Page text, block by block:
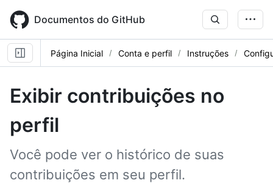
main
content
Documentos do GitHub
Página Inicial Conta e perfil Instruções
Exibir contribuições no
perfil
Você pode ver o histórico de suas
contribuições em seu perfil.